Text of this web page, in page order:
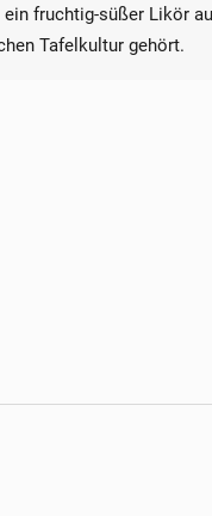
fruchtig-süßer Likör
Tafelkultur gehört.